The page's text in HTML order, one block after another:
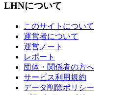
LHNについて
このサイトについて
運営者について
運営ノート
レポート
団体・関係者の方へ
サービス利用規約
データ削除ポリシー